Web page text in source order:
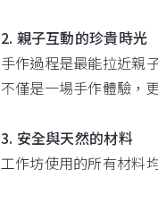
2. 親子互動的珍貴時光
手作過程是最能拉近親
不僅是一場手作體驗，
3. 安全與天然的材料
工作坊使用的所有材料